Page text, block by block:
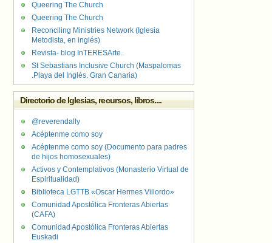
Queering The Church
Queering The Church
Reconciling Ministries Network (Iglesia
Metodista, en inglés)
Revista- blog InTERESArte.
St Sebastians Inclusive Church (Maspalomas
.Playa del Inglés. Gran Canaria)
Directorio de Iglesias, recursos, libros....
@reverendally
Acéptenme como soy
Acéptenme como soy (Documento para padres
de hijos homosexuales)
Activos y Contemplativos (Monasterio Virtual de
Espiritualidad)
Biblioteca LGTTB «Oscar Hermes Villordo»
Comunidad Apostólica Fronteras Abiertas
(CAFA)
Comunidad Apostólica Fronteras Abiertas
Euskadi